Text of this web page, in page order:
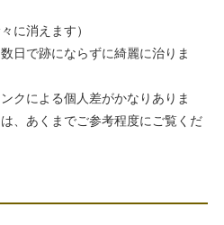
に消えます）
日で跡にならずに綺麗に治りま
クによる個人差がかなりありま
、あくまでご参考程度にご覧くだ